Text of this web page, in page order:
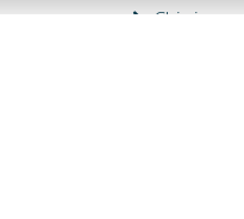
Chi siamo